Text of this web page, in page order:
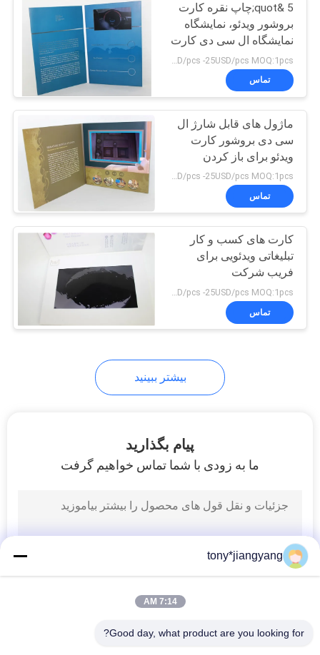
5 &quot;چاپ نقره کارت
بروشور ویدئو، نمایشگاه
نمایشگاه ال سی دی کارت
های کسب و کار ویدئویی
تماس
ماژول های قابل شارژ ال
سی دی بروشور کارت
ویدئو برای باز کردن
ورنامینی، 4 رنگ چاپ
19USD/pcs -25USD/pcs MOQ:1pcs
تماس
کارت های کسب و کار
تبلیغاتی ویدئویی برای
فریب شرکت
19USD/pcs -25USD/pcs MOQ:1pcs
تماس
بیشتر ببینید
پیام بگذارید
ما به زودی با شما تماس خواهیم گرفت
tony*jiangyang
7:14 AM
Good day, what product are you looking for?